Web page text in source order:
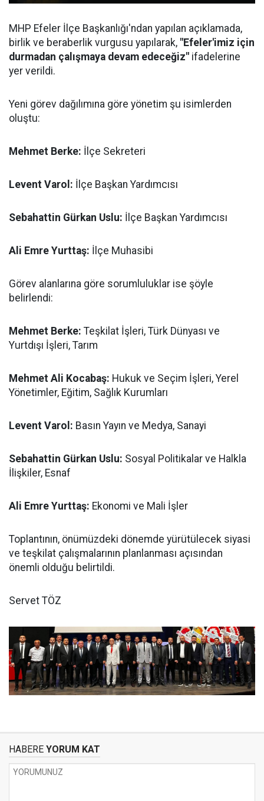
MHP Efeler İlçe Başkanlığı'ndan yapılan açıklamada,
birlik ve beraberlik vurgusu yapılarak, "Efeler'imiz için
durmadan çalışmaya devam edeceğiz" ifadelerine
yer verildi.
Yeni görev dağılımına göre yönetim şu isimlerden
oluştu:
Mehmet Berke: İlçe Sekreteri
Levent Varol: İlçe Başkan Yardımcısı
Sebahattin Gürkan Uslu: İlçe Başkan Yardımcısı
Ali Emre Yurttaş: İlçe Muhasibi
Görev alanlarına göre sorumluluklar ise şöyle
belirlendi:
Mehmet Berke: Teşkilat İşleri, Türk Dünyası ve
Yurtdışı İşleri, Tarım
Mehmet Ali Kocabaş: Hukuk ve Seçim İşleri, Yerel
Yönetimler, Eğitim, Sağlık Kurumları
Levent Varol: Basın Yayın ve Medya, Sanayi
Sebahattin Gürkan Uslu: Sosyal Politikalar ve Halkla
İlişkiler, Esnaf
Ali Emre Yurttaş: Ekonomi ve Mali İşler
Toplantının, önümüzdeki dönemde yürütülecek siyasi
ve teşkilat çalışmalarının planlanması açısından
önemli olduğu belirtildi.
Servet TÖZ
HABERE YORUM KAT